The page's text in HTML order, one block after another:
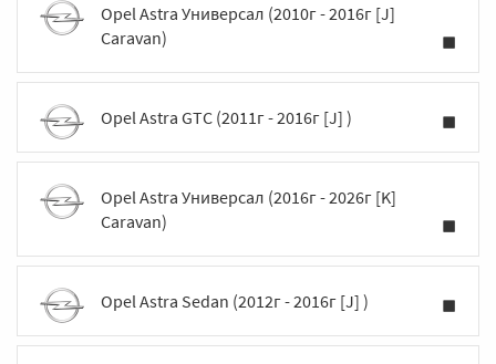
Opel Astra Универсал (2010г - 2016г [J]
Caravan)
Opel Astra GTC (2011г - 2016г [J] )
Opel Astra Универсал (2016г - 2026г [K]
Caravan)
Opel Astra Sedan (2012г - 2016г [J] )